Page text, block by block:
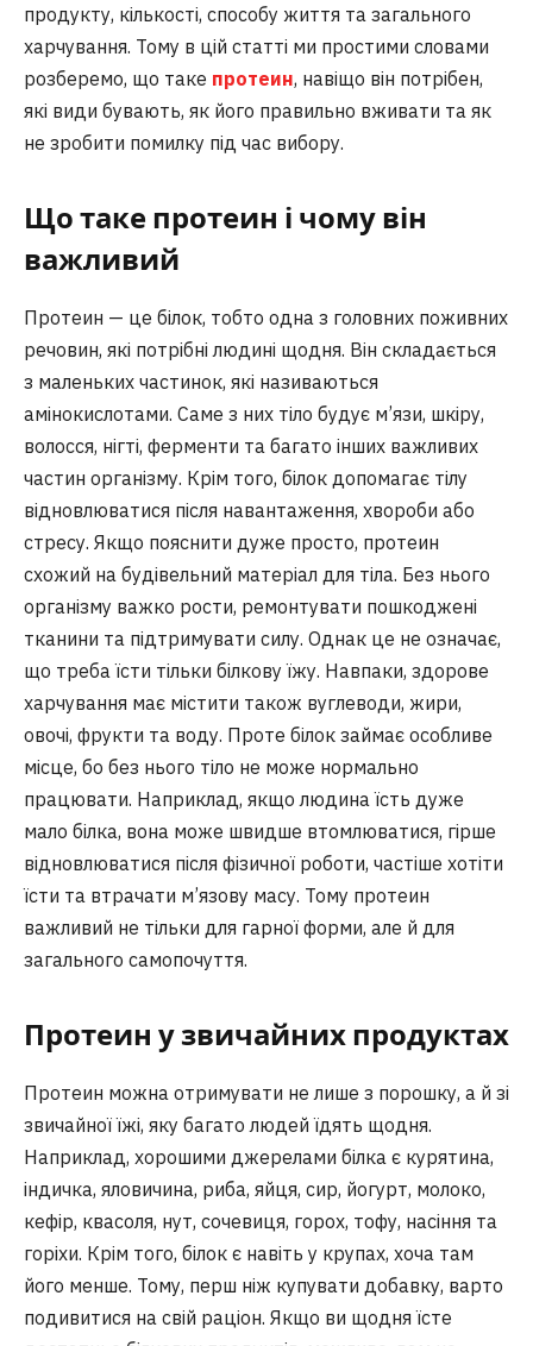
продукту, кількості, способу життя та загального
харчування. Тому в цій статті ми простими словами
розберемо, що таке протеин, навіщо він потрібен,
які види бувають, як його правильно вживати та як
не зробити помилку під час вибору.
Що таке протеин і чому він
важливий
Протеин — це білок, тобто одна з головних поживних
речовин, які потрібні людині щодня. Він складається
з маленьких частинок, які називаються
амінокислотами. Саме з них тіло будує м’язи, шкіру,
волосся, нігті, ферменти та багато інших важливих
частин організму. Крім того, білок допомагає тілу
відновлюватися після навантаження, хвороби або
стресу. Якщо пояснити дуже просто, протеин
схожий на будівельний матеріал для тіла. Без нього
організму важко рости, ремонтувати пошкоджені
тканини та підтримувати силу. Однак це не означає,
що треба їсти тільки білкову їжу. Навпаки, здорове
харчування має містити також вуглеводи, жири,
овочі, фрукти та воду. Проте білок займає особливе
місце, бо без нього тіло не може нормально
працювати. Наприклад, якщо людина їсть дуже
мало білка, вона може швидше втомлюватися, гірше
відновлюватися після фізичної роботи, частіше хотіти
їсти та втрачати м’язову масу. Тому протеин
важливий не тільки для гарної форми, але й для
загального самопочуття.
Протеин у звичайних продуктах
Протеин можна отримувати не лише з порошку, а й зі
звичайної їжі, яку багато людей їдять щодня.
Наприклад, хорошими джерелами білка є курятина,
індичка, яловичина, риба, яйця, сир, йогурт, молоко,
кефір, квасоля, нут, сочевиця, горох, тофу, насіння та
горіхи. Крім того, білок є навіть у крупах, хоча там
його менше. Тому, перш ніж купувати добавку, варто
подивитися на свій раціон. Якщо ви щодня їсте